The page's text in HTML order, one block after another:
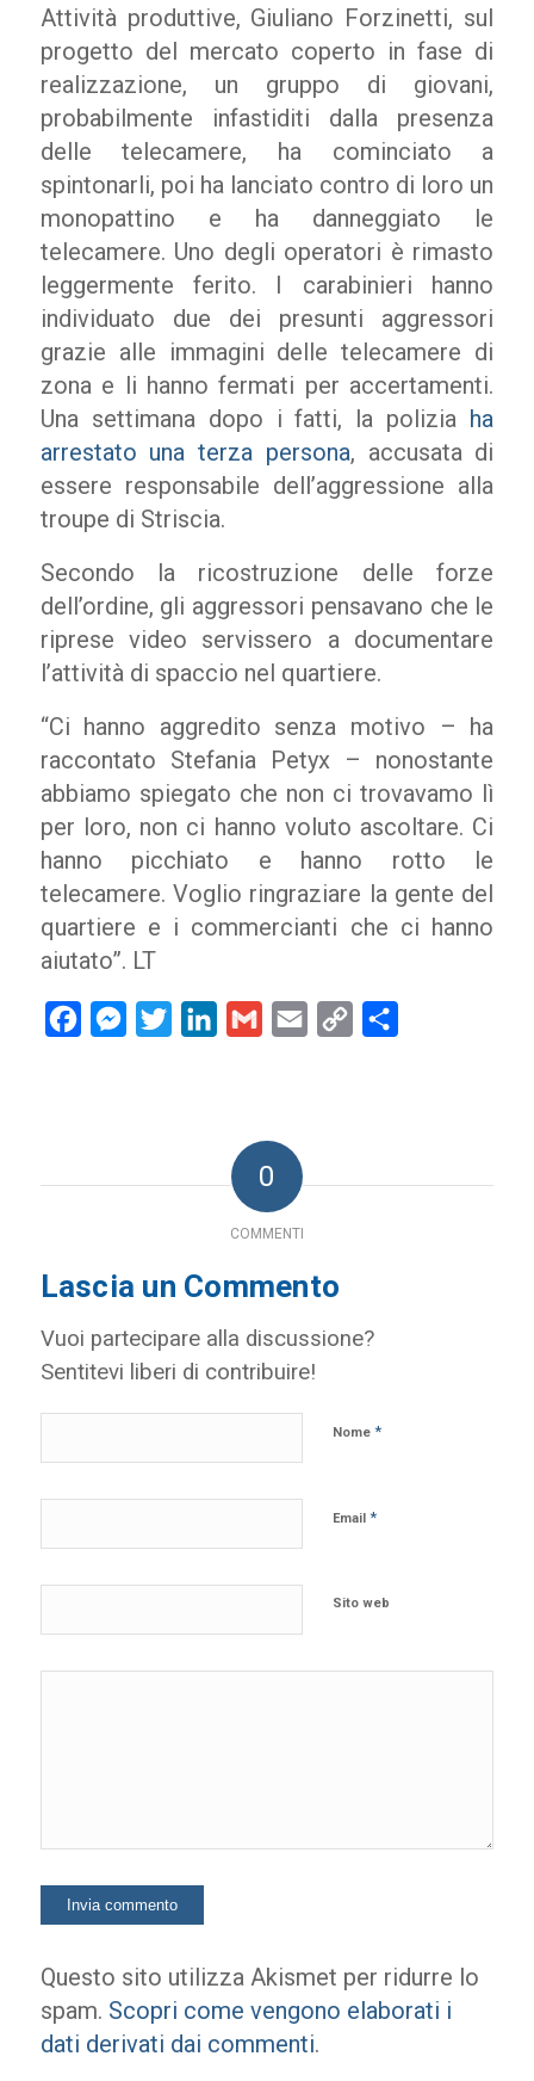
Attività produttive, Giuliano Forzinetti, sul
progetto del mercato coperto in fase di
realizzazione, un gruppo di giovani,
probabilmente infastiditi dalla presenza
delle telecamere, ha cominciato a
spintonarli, poi ha lanciato contro di loro un
monopattino e ha danneggiato le
telecamere. Uno degli operatori è rimasto
leggermente ferito. I carabinieri hanno
individuato due dei presunti aggressori
grazie alle immagini delle telecamere di
zona e li hanno fermati per accertamenti.
Una settimana dopo i fatti, la polizia ha
arrestato una terza persona, accusata di
essere responsabile dell’aggressione alla
troupe di Striscia.
Secondo la ricostruzione delle forze
dell’ordine, gli aggressori pensavano che le
riprese video servissero a documentare
l’attività di spaccio nel quartiere.
“Ci hanno aggredito senza motivo – ha
raccontato Stefania Petyx – nonostante
abbiamo spiegato che non ci trovavamo lì
per loro, non ci hanno voluto ascoltare. Ci
hanno picchiato e hanno rotto le
telecamere. Voglio ringraziare la gente del
quartiere e i commercianti che ci hanno
aiutato”. LT
FacebookMessenger
Twitter LinkedInGmail Email
Copy
0
COMMENTI
Lascia un Commento
Vuoi partecipare alla discussione?
Sentitevi liberi di contribuire!
Nome *
Email *
Sito web
Questo sito utilizza Akismet per ridurre lo
spam. Scopri come vengono elaborati i
dati derivati dai commenti.